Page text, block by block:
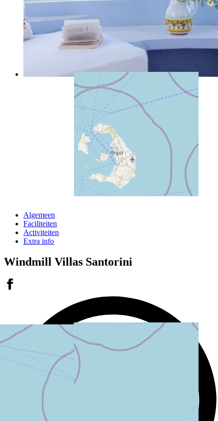
Algemeen
Faciliteiten
Activiteiten
Extra info
Windmill Villas Santorini